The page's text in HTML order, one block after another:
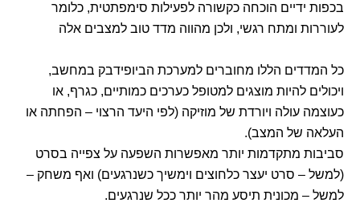
בכפות ידיים הוכחה כקשורה לפעילות סימפתטית, כלומר
לעוררות ומתח רגשי, ולכן מהווה מדד טוב למצבים אלה
כל המדדים הללו מחוברים למערכת הביופידבק במחשב,
ויכולים להיות מוצגים למטופל כערכים כמותיים, כגרף, או
כעוצמה עולה ויורדת של מוזיקה (לפי היעד הרצוי – הפחתה או
העלאה של המצב).
סביבות מתקדמות יותר מאפשרות השפעה על צפייה בסרט
(למשל – סרט יעצר כלחוצים וימשיך כשנרגעים) ואף משחק –
למשל – מכונית תיסע מהר יותר ככל שנרגעים.